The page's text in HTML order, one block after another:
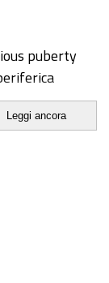
puberty
Leggi ancora